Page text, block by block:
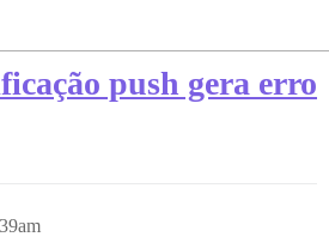
push gera erro